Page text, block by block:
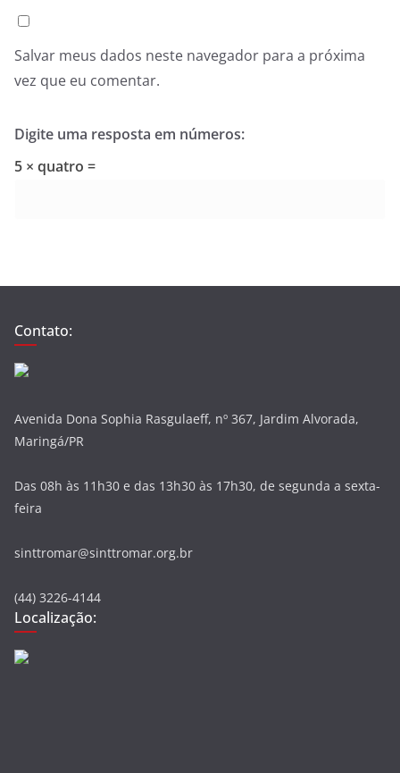
Salvar meus dados neste navegador para a próxima
vez que eu comentar.
Digite uma resposta em números:
5 × quatro =
Contato:
Avenida Dona Sophia Rasgulaeff, nº 367, Jardim Alvorada,
Maringá/PR
Das 08h às 11h30 e das 13h30 às 17h30, de segunda a sexta-
feira
sinttromar@sinttromar.org.br
(44) 3226-4144
Localização: